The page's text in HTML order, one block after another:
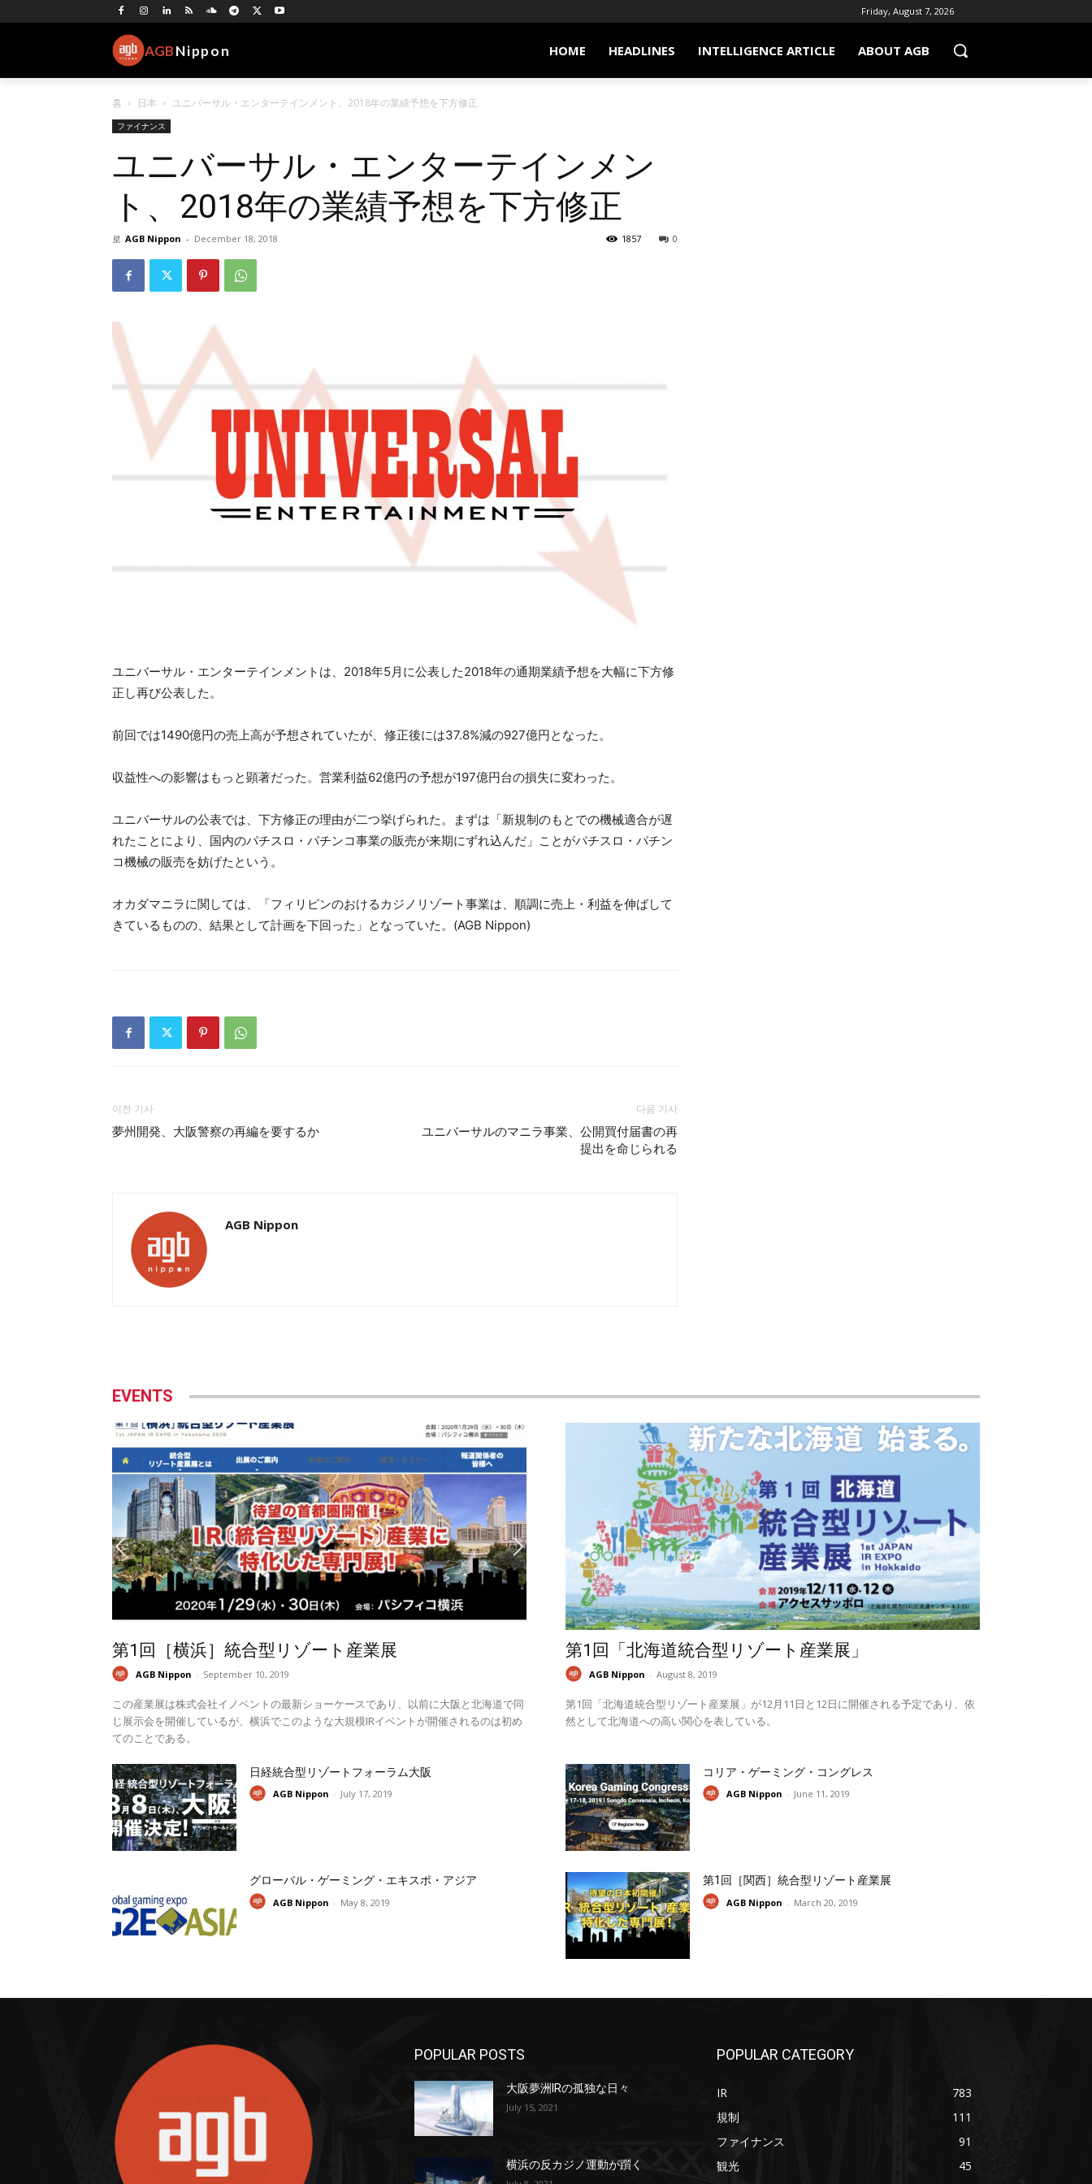
Friday, August 7, 2026
AGBNippon HOME HEADLINES INTELLIGENCE ARTICLE ABOUT AGB
홈 日本 ユニバーサル・エンターテインメント、2018年の業績予想を下方修正
ファイナンス
ユニバーサル・エンターテインメン
ト、2018年の業績予想を下方修正
로 AGB Nippon - December 18, 2018 0
1857
ユニバーサル・エンターテインメントは、2018年5月に公表した2018年の通期業績予想を大幅に下方修
正し再び公表した。
前回では1490億円の売上高が予想されていたが、修正後には37.8%減の927億円となった。
収益性への影響はもっと顕著だった。営業利益62億円の予想が197億円台の損失に変わった。
ユニバーサルの公表では、下方修正の理由が二つ挙げられた。まずは「新規制のもとでの機械適合が遅
れたことにより、国内のパチスロ・パチンコ事業の販売が来期にずれ込んだ」ことがパチスロ・パチン
コ機械の販売を妨げたという。
オカダマニラに関しては、「フィリピンのおけるカジノリゾート事業は、順調に売上・利益を伸ばして
きているものの、結果として計画を下回った」となっていた。(AGB Nippon)
이전 기사
夢州開発、大阪警察の再編を要するか
다음 기사
ユニバーサルのマニラ事業、公開買付届書の再
提出を命じられる
AGB Nippon
EVENTS
第1回［横浜］統合型リゾート産業展
AGB Nippon - September 10, 2019
この産業展は株式会社イノベントの最新ショーケースであり、以前に大阪と北海道で同
じ展示会を開催しているが、横浜でこのような大規模IRイベントが開催されるのは初め
てのことである。
第1回「北海道統合型リゾート産業展」
AGB Nippon - August 8, 2019
第1回「北海道統合型リゾート産業展」が12月11日と12日に開催される予定であり、依
然として北海道への高い関心を表している。
日経統合型リゾートフォーラム大阪
AGB Nippon - July 17, 2019
コリア・ゲーミング・コングレス
AGB Nippon - June 11, 2019
グローバル・ゲーミング・エキスポ・アジア
AGB Nippon - May 8, 2019
第1回［関西］統合型リゾート産業展
AGB Nippon - March 20, 2019
POPULAR POSTS
大阪夢洲IRの孤独な日々
July 15, 2021
横浜の反カジノ運動が躓く
POPULAR CATEGORY
IR
783
規制
111
ファイナンス
91
観光
45